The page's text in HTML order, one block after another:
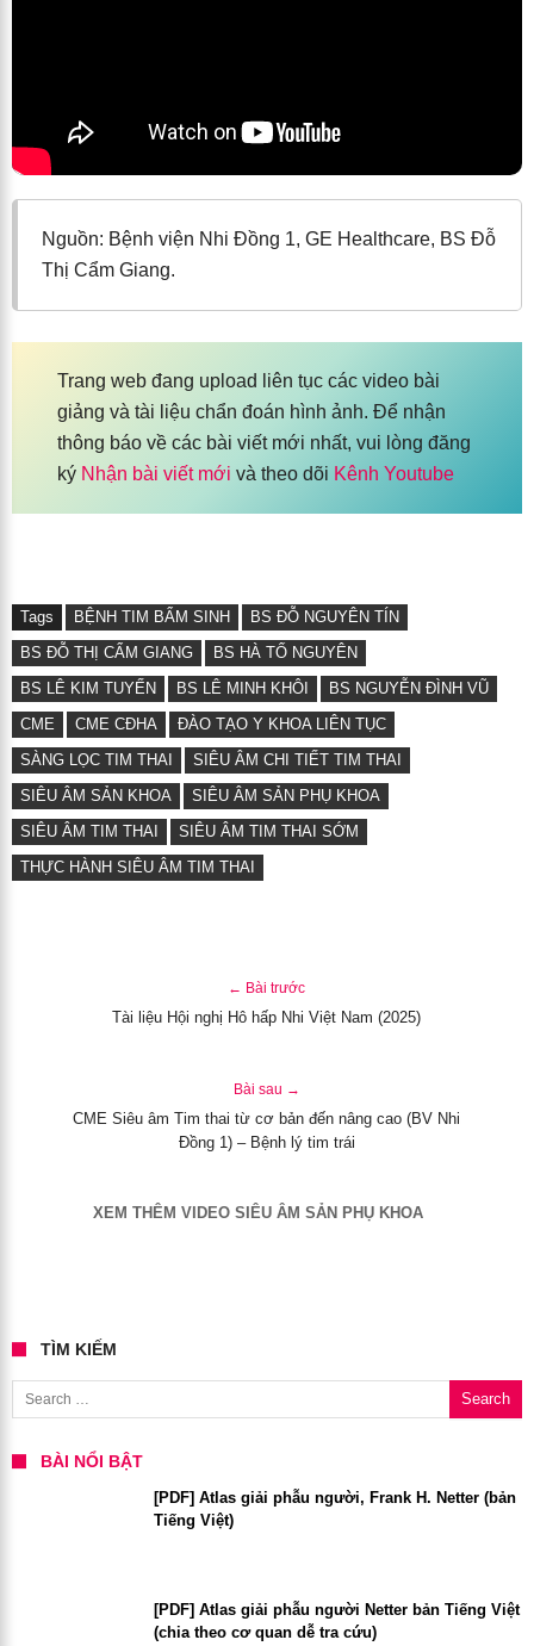
Nguồn: Bệnh viện Nhi Đồng 1, GE Healthcare, BS Đỗ
Thị Cẩm Giang.
Trang web đang upload liên tục các video bài
giảng và tài liệu chẩn đoán hình ảnh. Để nhận
thông báo về các bài viết mới nhất, vui lòng đăng
ký Nhận bài viết mới và theo dõi Kênh Youtube
Tags BỆNH TIM BẨM SINH
BS ĐỖ NGUYÊN TÍN
BS ĐỖ THỊ CẨM GIANG
BS HÀ TỐ NGUYÊN
BS LÊ KIM TUYẾN
BS LÊ MINH KHÔI
BS NGUYỄN ĐÌNH VŨ
CME
CME CĐHA
ĐÀO TẠO Y KHOA LIÊN TỤC
SÀNG LỌC TIM THAI
SIÊU ÂM CHI TIẾT TIM THAI
SIÊU ÂM SẢN KHOA
SIÊU ÂM SẢN PHỤ KHOA
SIÊU ÂM TIM THAI
SIÊU ÂM TIM THAI SỚM
THỰC HÀNH SIÊU ÂM TIM THAI
← Bài trước
Tài liệu Hội nghị Hô hấp Nhi Việt Nam (2025)
Bài sau →
CME Siêu âm Tim thai từ cơ bản đến nâng cao (BV Nhi
Đồng 1) – Bệnh lý tim trái
XEM THÊM VIDEO SIÊU ÂM SẢN PHỤ KHOA
TÌM KIẾM
Search for:
BÀI NỔI BẬT
[PDF] Atlas giải phẫu người, Frank H. Netter (bản
Tiếng Việt)
[PDF] Atlas giải phẫu người Netter bản Tiếng Việt
(chia theo cơ quan dễ tra cứu)